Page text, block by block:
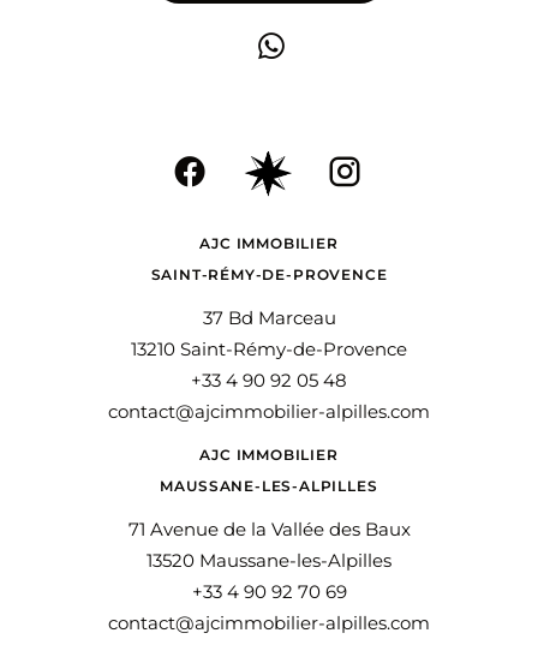
AJC IMMOBILIER
SAINT-RÉMY-DE-PROVENCE
37 Bd Marceau
13210 Saint-Rémy-de-Provence
+33 4 90 92 05 48
contact@ajcimmobilier-alpilles.com
AJC IMMOBILIER
MAUSSANE-LES-ALPILLES
71 Avenue de la Vallée des Baux
13520 Maussane-les-Alpilles
+33 4 90 92 70 69
contact@ajcimmobilier-alpilles.com